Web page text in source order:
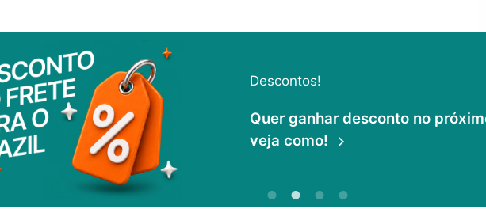
Descontos!
Quer ganhar desconto no
veja como!